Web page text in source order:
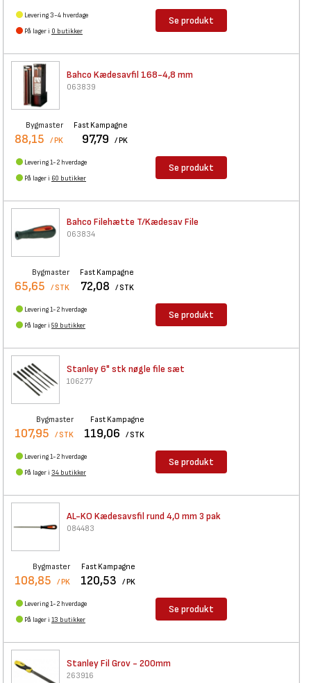
Levering 3-4 hverdage
På lager i 0 butikker
Se produkt
Bahco Kædesavfil 168-4,8 mm
063839
Bygmaster
88,15 / PK
Fast Kampagne
97,79 / PK
Levering 1-2 hverdage
På lager i 60 butikker
Se produkt
Bahco Filehætte T/Kædesav File
063834
Bygmaster
65,65 / STK
Fast Kampagne
72,08 / STK
Levering 1-2 hverdage
På lager i 59 butikker
Se produkt
Stanley 6" stk nøgle file sæt
106277
Bygmaster
107,95 / STK
Fast Kampagne
119,06 / STK
Levering 1-2 hverdage
På lager i 34 butikker
Se produkt
AL-KO Kædesavsfil rund 4,0 mm 3 pak
084483
Bygmaster
108,85 / PK
Fast Kampagne
120,53 / PK
Levering 1-2 hverdage
På lager i 13 butikker
Se produkt
Stanley Fil Grov - 200mm
263916